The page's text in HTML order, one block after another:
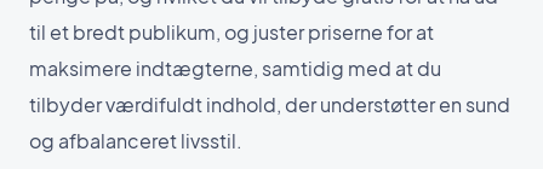
til et bredt publikum, og juster priserne for at
maksimere indtægterne, samtidig med at du
tilbyder værdifuldt indhold, der understøtter en sund
og afbalanceret livsstil.